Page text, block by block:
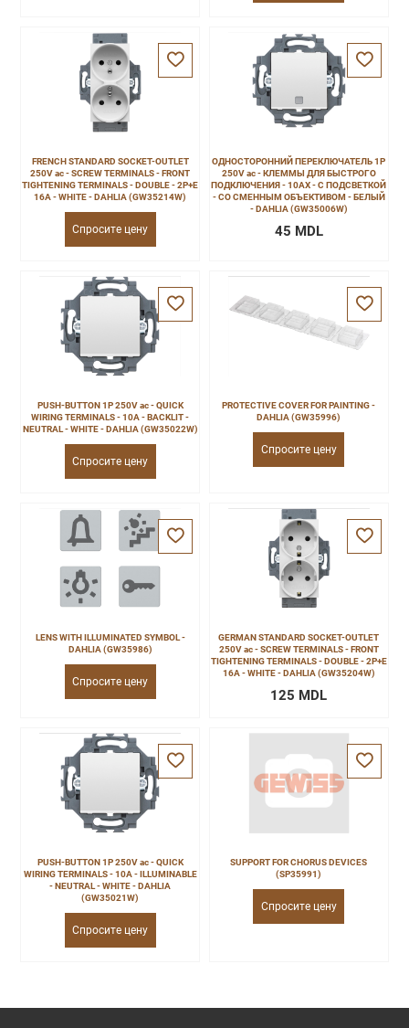
FRENCH STANDARD SOCKET-OUTLET
250V ac - SCREW TERMINALS - FRONT
TIGHTENING TERMINALS - DOUBLE - 2P+E
16A - WHITE - DAHLIA (GW35214W)
Спросите цену
ОДНОСТОРОННИЙ ПЕРЕКЛЮЧАТЕЛЬ 1P
250V ac - КЛЕММЫ ДЛЯ БЫСТРОГО
ПОДКЛЮЧЕНИЯ - 10AX - С ПОДСВЕТКОЙ
- СО СМЕННЫМ ОБЪЕКТИВОМ - БЕЛЫЙ
- DAHLIA (GW35006W)
45 MDL
PUSH-BUTTON 1P 250V ac - QUICK
WIRING TERMINALS - 10A - BACKLIT -
NEUTRAL - WHITE - DAHLIA (GW35022W)
Спросите цену
PROTECTIVE COVER FOR PAINTING -
DAHLIA (GW35996)
Спросите цену
LENS WITH ILLUMINATED SYMBOL -
DAHLIA (GW35986)
Спросите цену
GERMAN STANDARD SOCKET-OUTLET
250V ac - SCREW TERMINALS - FRONT
TIGHTENING TERMINALS - DOUBLE - 2P+E
16A - WHITE - DAHLIA (GW35204W)
125 MDL
PUSH-BUTTON 1P 250V ac - QUICK
WIRING TERMINALS - 10A - ILLUMINABLE
- NEUTRAL - WHITE - DAHLIA
(GW35021W)
Спросите цену
SUPPORT FOR CHORUS DEVICES
(SP35991)
Спросите цену